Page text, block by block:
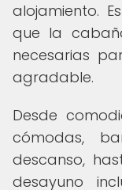
alojamiento.
que la
necesarias
agradable.
Desde
cómodas,
descanso,
desayuno